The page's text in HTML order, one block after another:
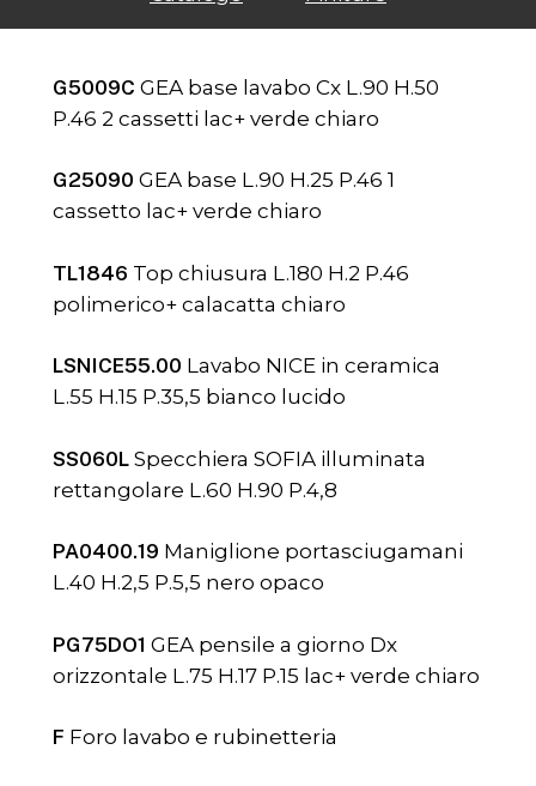
G5009C GEA base lavabo Cx L.90 H.50
P.46 2 cassetti lac+ verde chiaro
G25090 GEA base L.90 H.25 P.46 1
cassetto lac+ verde chiaro
TL1846 Top chiusura L.180 H.2 P.46
polimerico+ calacatta chiaro
LSNICE55.00 Lavabo NICE in ceramica
L.55 H.15 P.35,5 bianco lucido
SS060L Specchiera SOFIA illuminata
rettangolare L.60 H.90 P.4,8
PA0400.19 Maniglione portasciugamani
L.40 H.2,5 P.5,5 nero opaco
PG75DO1 GEA pensile a giorno Dx
orizzontale L.75 H.17 P.15 lac+ verde chiaro
F Foro lavabo e rubinetteria